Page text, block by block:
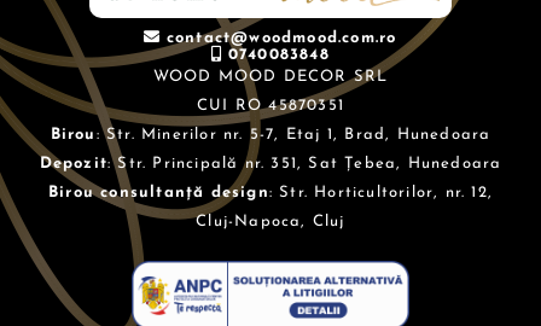
contact@woodmood.com.ro
0740083848
WOOD MOOD DECOR SRL
CUI RO 45870351
Birou : Str. Minerilor nr. 5-7, Etaj 1, Brad, Hunedoara
Depozit: Str. Principală nr. 351, Sat Țebea, Hunedoara
Birou consultanță design: Str. Horticultorilor, nr. 12,
Cluj-Napoca, Cluj